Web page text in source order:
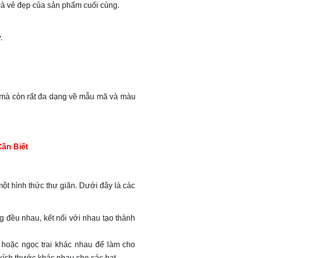
vẻ đẹp của sản phẩm cuối cùng.
còn rất đa dạng về mẫu mã và màu
Biết
hình thức thư giãn. Dưới đây là các
đều nhau, kết nối với nhau tạo thành
ngọc trai khác nhau để làm cho